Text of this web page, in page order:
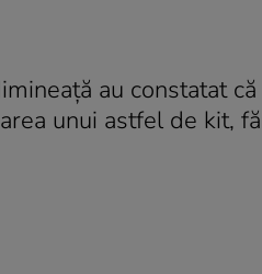
au constatat
unui astfel de kit,